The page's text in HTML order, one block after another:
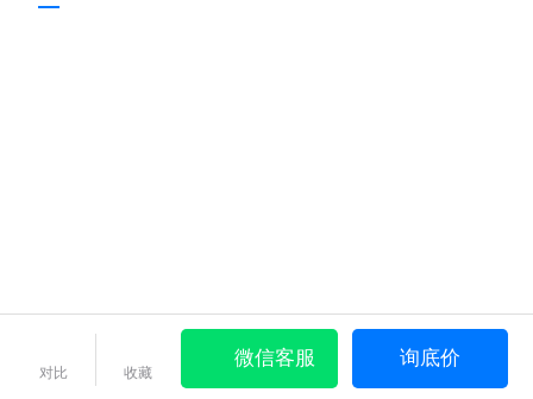
对比 收藏
微信客服 询底价